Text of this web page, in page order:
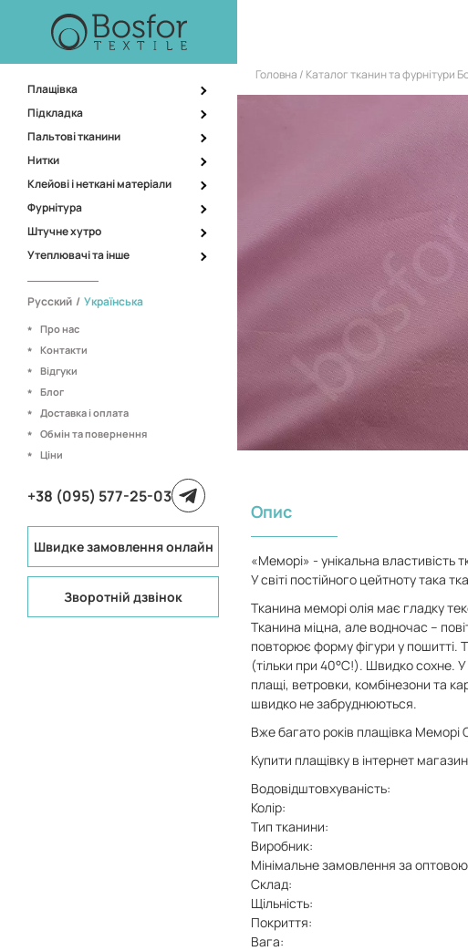
Плащівка
Підкладка
Пальтові тканини
Нитки
Клейові і неткані матеріали
Фурнітура
Штучне хутро
Утеплювачі та інше
Русский / Українська
Про нас
Контакти
Відгуки
Блог
Доставка і оплата
Обмін та повернення
Ціни
+38 (095) 577-25-03
Швидке замовлення онлайн
Зворотній дзвінок
Головна Каталог тканин та фурнітури
Опис
«Меморі» - унікальна властивість
У світі постійного цейтноту така
Тканина меморі олія має гладку
Тканина міцна, але водночас –
повторює форму фігури у пошитті.
(тільки при 40°С!). Швидко сохне. У
плащі, ветровки, комбінезони та
швидко не забруднюються.
Вже багато років плащівка Меморі
Купити плащівку в інтернет
Водовідштовхуваність:
Колір:
Тип тканини:
Виробник:
Мінімальне замовлення за
Склад:
Щільність:
Покриття:
Вага: